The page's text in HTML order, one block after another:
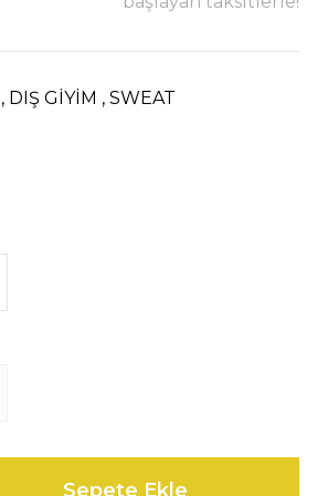
, DIŞ GİYİM , SWEAT
Sepete Ekle